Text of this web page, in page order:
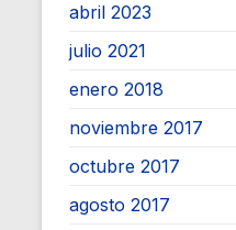
abril 2023
julio 2021
enero 2018
noviembre 2017
octubre 2017
agosto 2017